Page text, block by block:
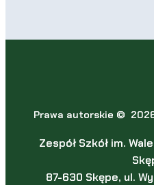
Prawa autorskie ©
Zespół Szkół im.
87-630 Skępe, ul.